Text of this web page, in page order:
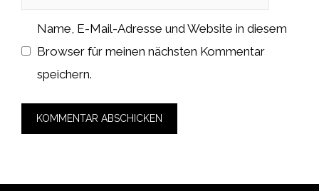
Name, E-Mail-Adresse und Website in diesem
Browser für meinen nächsten Kommentar
speichern.